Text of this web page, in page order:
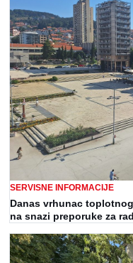
SERVISNE INFORMACIJE
Danas vrhunac
na snazi preporuke za